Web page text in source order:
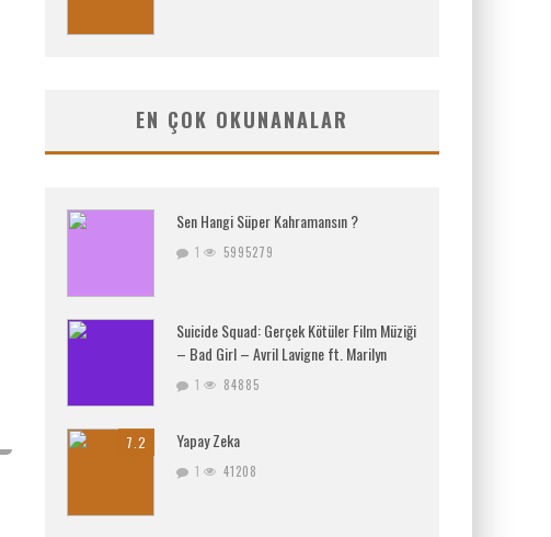
EN ÇOK OKUNANALAR
Sen Hangi Süper Kahramansın ?
1 5995279
Suicide Squad: Gerçek Kötüler Film Müziği
– Bad Girl – Avril Lavigne ft. Marilyn
1 84885
7.2 Yapay Zeka
1 41208